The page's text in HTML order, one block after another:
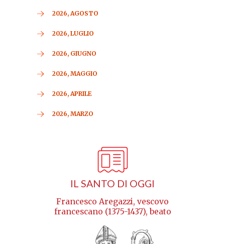
2026, AGOSTO
2026, LUGLIO
2026, GIUGNO
2026, MAGGIO
2026, APRILE
2026, MARZO
IL SANTO DI OGGI
Francesco Aregazzi, vescovo
francescano (1375-1437), beato